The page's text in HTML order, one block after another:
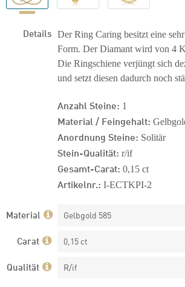
Details Der Ring Caring besitzt eine
Form. Der Diamant wird von 4
Die Ringschiene verjüngt sich
und setzt diesen dadurch noch
Anzahl Steine: 1
Material / Feingehalt:
Anordnung Steine: Solitär
Stein-Qualität: r/if
Gesamt-Carat: 0,15 ct
Artikelnr.: I-ECTKPI-2
Material Gelbgold 585
Carat 0,15 ct
Qualität R/if